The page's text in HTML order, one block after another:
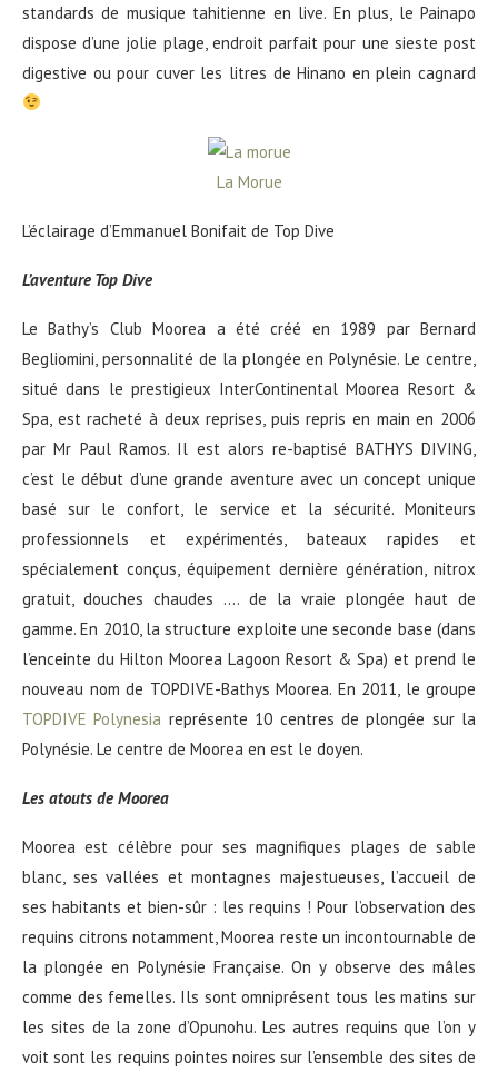
standards de musique tahitienne en live. En plus, le Painapo
dispose d’une jolie plage, endroit parfait pour une sieste post
digestive ou pour cuver les litres de Hinano en plein cagnard
La Morue
L’éclairage d’Emmanuel Bonifait de Top Dive
L’aventure Top Dive
Le Bathy’s Club Moorea a été créé en 1989 par Bernard
Begliomini, personnalité de la plongée en Polynésie. Le centre,
situé dans le prestigieux InterContinental Moorea Resort &
Spa, est racheté à deux reprises, puis repris en main en 2006
par Mr Paul Ramos. Il est alors re-baptisé BATHYS DIVING,
c’est le début d’une grande aventure avec un concept unique
basé sur le confort, le service et la sécurité. Moniteurs
professionnels et expérimentés, bateaux rapides et
spécialement conçus, équipement dernière génération, nitrox
gratuit, douches chaudes …. de la vraie plongée haut de
gamme. En 2010, la structure exploite une seconde base (dans
l’enceinte du Hilton Moorea Lagoon Resort & Spa) et prend le
nouveau nom de TOPDIVE-Bathys Moorea. En 2011, le groupe
TOPDIVE Polynesia représente 10 centres de plongée sur la
Polynésie. Le centre de Moorea en est le doyen.
Les atouts de Moorea
Moorea est célèbre pour ses magnifiques plages de sable
blanc, ses vallées et montagnes majestueuses, l’accueil de
ses habitants et bien-sûr : les requins ! Pour l’observation des
requins citrons notamment, Moorea reste un incontournable de
la plongée en Polynésie Française. On y observe des mâles
comme des femelles. Ils sont omniprésent tous les matins sur
les sites de la zone d’Opunohu. Les autres requins que l’on y
voit sont les requins pointes noires sur l’ensemble des sites de